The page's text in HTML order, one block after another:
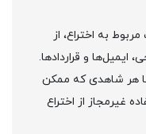
به اختراع، از
ایمیل‌ها و قراردادها.
هر شاهدی که ممکن
غیرمجاز از اختراع